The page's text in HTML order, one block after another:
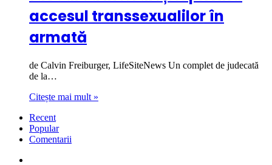
accesul transsexualilor în
armată
de Calvin Freiburger, LifeSiteNews Un complet de judecată
de la…
Citește mai mult »
Recent
Popular
Comentarii